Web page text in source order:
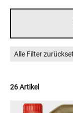
Alle Filter
26 Artikel